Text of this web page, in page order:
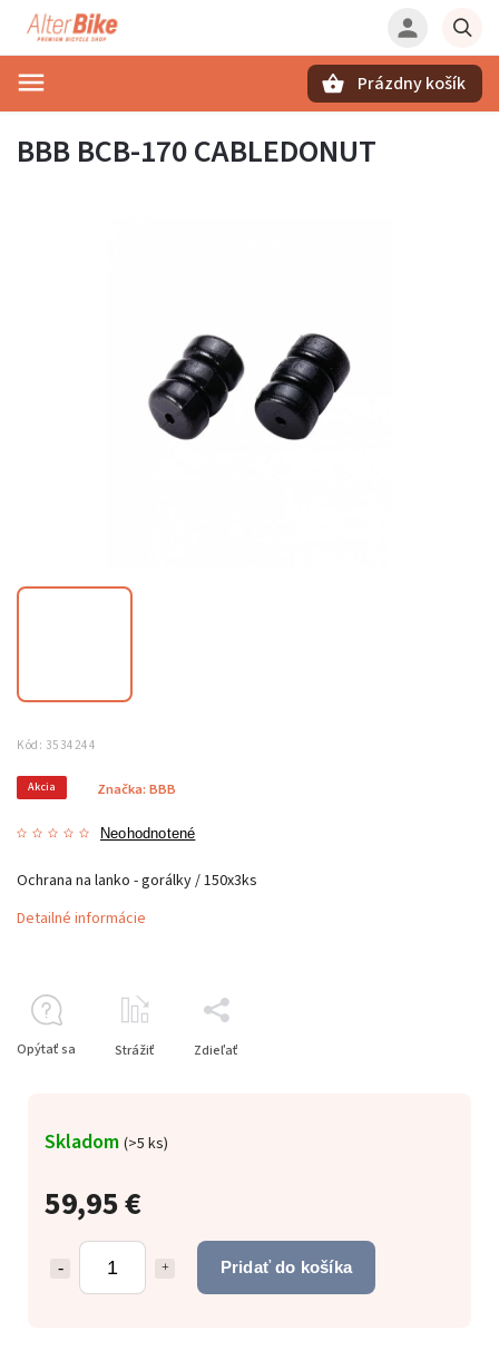
Prázdny košík
BBB BCB-170 CABLEDONUT
Kód: 3534244
Akcia
Neohodnotené
Značka: BBB
59,95 €
Pridať do košíka
Skladom (>5 ks)
Ochrana na lanko - gorálky / 150x3ks
Detailné informácie
Opýtať sa Strážiť Zdieľať